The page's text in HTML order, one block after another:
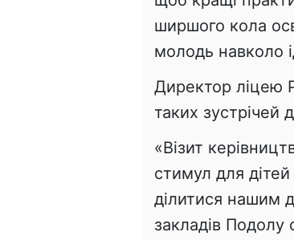
ширшого кола
молодь навколо
Директор ліцею
таких зустрічей
«Візит
стимул для дітей
ділитися нашим
закладів